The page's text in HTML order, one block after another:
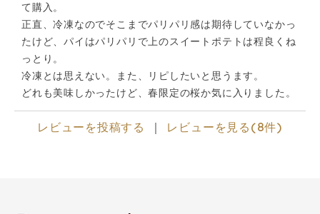
て購入。
正直、冷凍なのでそこまでパリパリ感は期待していなかっ
たけど、パイはパリパリで上のスイートポテトは程良くね
っとり。
冷凍とは思えない。また、リピしたいと思うます。
どれも美味しかったけど、春限定の桜か気に入りました。
レビューを投稿する ｜ レビューを見る(8件)